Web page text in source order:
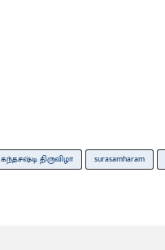
கந்தசஷ்டி திருவிழா surasamharam